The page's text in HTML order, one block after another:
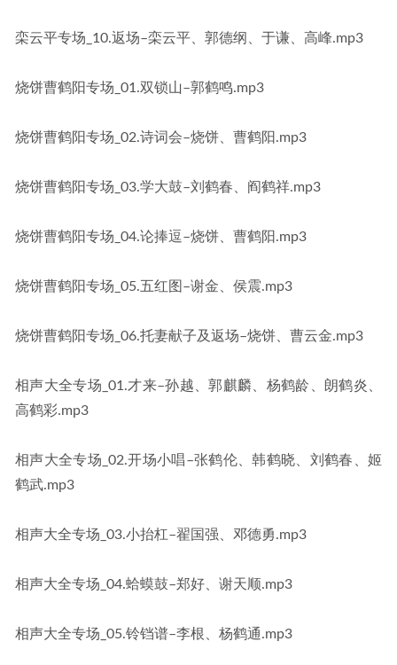
栾云平专场_10.返场–栾云平、郭德纲、于谦、高峰.mp3
烧饼曹鹤阳专场_01.双锁山–郭鹤鸣.mp3
烧饼曹鹤阳专场_02.诗词会–烧饼、曹鹤阳.mp3
烧饼曹鹤阳专场_03.学大鼓–刘鹤春、阎鹤祥.mp3
烧饼曹鹤阳专场_04.论捧逗–烧饼、曹鹤阳.mp3
烧饼曹鹤阳专场_05.五红图–谢金、侯震.mp3
烧饼曹鹤阳专场_06.托妻献子及返场–烧饼、曹云金.mp3
相声大全专场_01.才来–孙越、郭麒麟、杨鹤龄、朗鹤炎、
高鹤彩.mp3
相声大全专场_02.开场小唱–张鹤伦、韩鹤晓、刘鹤春、姬
鹤武.mp3
相声大全专场_03.小抬杠–翟国强、邓德勇.mp3
相声大全专场_04.蛤蟆鼓–郑好、谢天顺.mp3
相声大全专场_05.铃铛谱–李根、杨鹤通.mp3